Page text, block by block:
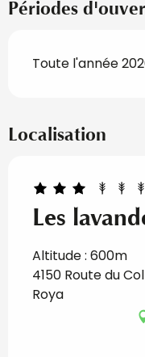
Périodes
Toute l'année
Localisation
Les
Altitude : 600m
4150 Route du
Roya